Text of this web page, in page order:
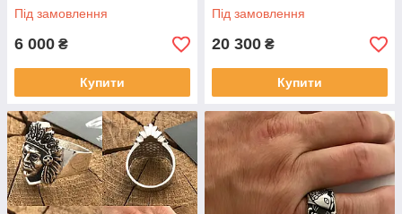
Під замовлення
6 000 ₴
Купити
Під замовлення
20 300 ₴
Купити